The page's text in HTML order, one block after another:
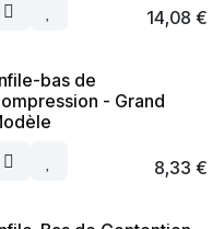
14,08 €
bas de
- Grand
8,33 €